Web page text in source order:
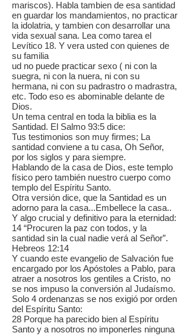
mariscos). Habla tambien de esa santidad
en guardar los mandamientos, no practicar
la idolatria, y tambien con desarrollar una
vida sexual sana. Lea como tarea el
Levítico 18. Y vera usted con quienes de
su familia
ud no puede practicar sexo ( ni con la
suegra, ni con la nuera, ni con su
hermana, ni con su padrastro o madrastra,
etc. Todo eso es abominable delante de
Dios.
Un tema central en toda la biblia es la
Santidad. El Salmo 93:5 dice:
Tus testimonios son muy firmes; La
santidad conviene a tu casa, Oh Señor,
por los siglos y para siempre.
Hablando de la casa de Dios, este templo
físico pero también nuestro cuerpo como
templo del Espíritu Santo.
Otra versión dice, que la Santidad es un
adorno para la casa...Embellece la casa..
Y algo crucial y definitivo para la eternidad:
14 “Procuren la paz con todos, y la
santidad sin la cual nadie verá al Señor”.
Hebreos 12:14
Y cuando este evangelio de Salvación fue
encargado por los Apóstoles a Pablo, para
atraer a nosotros los gentiles a Cristo, no
se nos impuso la conversión al Judaísmo.
Solo 4 ordenanzas se nos exigió por orden
del Espíritu Santo:
28 Porque ha parecido bien al Espíritu
Santo y a nosotros no imponerles ninguna